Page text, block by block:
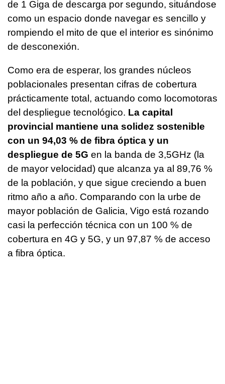
de 1 Giga de descarga por segundo, situándose
como un espacio donde navegar es sencillo y
rompiendo el mito de que el interior es sinónimo
de desconexión.
Como era de esperar, los grandes núcleos
poblacionales presentan cifras de cobertura
prácticamente total, actuando como locomotoras
del despliegue tecnológico. La capital
provincial mantiene una solidez sostenible
con un 94,03 % de fibra óptica y un
despliegue de 5G en la banda de 3,5GHz (la
de mayor velocidad) que alcanza ya al 89,76 %
de la población, y que sigue creciendo a buen
ritmo año a año. Comparando con la urbe de
mayor población de Galicia, Vigo está rozando
casi la perfección técnica con un 100 % de
cobertura en 4G y 5G, y un 97,87 % de acceso
a fibra óptica.